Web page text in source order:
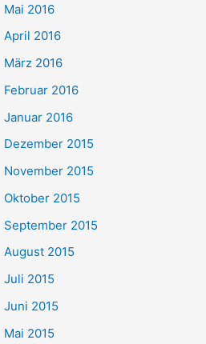
Mai 2016
April 2016
März 2016
Februar 2016
Januar 2016
Dezember 2015
November 2015
Oktober 2015
September 2015
August 2015
Juli 2015
Juni 2015
Mai 2015